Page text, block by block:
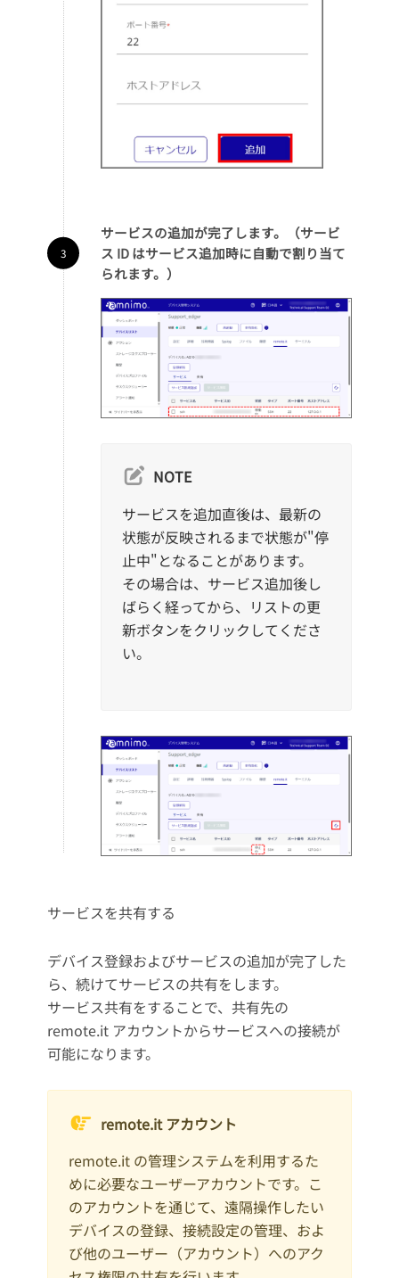
サービスの追加が完了します。（サービ
ス ID はサービス追加時に自動で割り当て
られます。）
NOTE
サービスを追加直後は、最新の
状態が反映されるまで状態が"停
止中"となることがあります。
その場合は、サービス追加後し
ばらく経ってから、リストの更
新ボタンをクリックしてくださ
い。
サービスを共有する
デバイス登録およびサービスの追加が完了した
ら、続けてサービスの共有をします。
サービス共有をすることで、共有先の
remote.it アカウントからサービスへの接続が
可能になります。
remote.it アカウント
remote.it の管理システムを利用するた
めに必要なユーザーアカウントです。こ
のアカウントを通じて、遠隔操作したい
デバイスの登録、接続設定の管理、およ
び他のユーザー（アカウント）へのアク